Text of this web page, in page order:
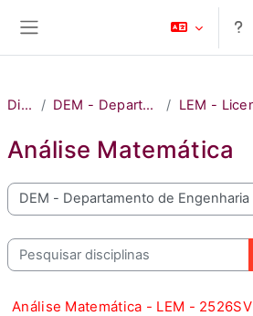
Disciplinas DEM - Departamento de Engenharia Mecânica
Análise Matemática
Bem vindo ao MOODLE do ISEL
Pesquisar disciplinas
Análise Matemática - LEM - 2526SV